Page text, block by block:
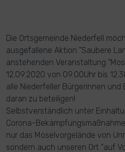
Die Ortsgemeinde Niederfell
ausgefallene Aktion "Saubere
anstehenden Veranstaltung
12.09.2020 von 09.00Uhr bis
alle Niederfeller Bürgerinnen und
daran zu beteiligen!
Selbstverständlich unter
Corona-
nur das Moselvorgelände von
sondern auch unseren Ort "auf